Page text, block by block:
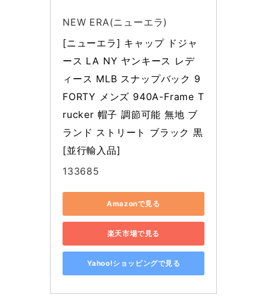
NEW ERA(ニューエラ)
[ニューエラ] キャップ ドジャ
ース LA NY ヤンキース レデ
ィース MLB スナップバック 9
FORTY メンズ 940A-Frame T
rucker 帽子 調節可能 無地 ブ
ランド ストリート ブラック 黒
[並行輸入品]
133685
Amazonで見る
楽天市場で見る
Yahoo!ショッピングで見る